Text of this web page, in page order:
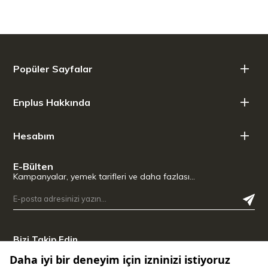
Popüler Sayfalar
Enplus Hakkında
Hesabım
E-Bülten
Kampanyalar, yemek tarifleri ve daha fazlası…
Bizi Takip Edin